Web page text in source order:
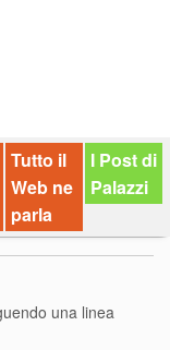
Tutto il
Web ne
parla
I Post di
Palazzi
una linea